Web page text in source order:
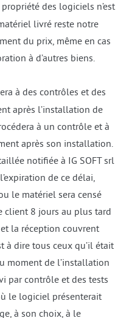
propriété des logiciels n’est
livré reste notre
du prix, même en cas
à d’autres biens.
à des contrôles et des
après l’installation de
à un contrôle et à
après son installation.
notifiée à IG SOFT srl
de ce délai,
le matériel sera censé
client 8 jours au plus tard
et la réception couvrent
à dire tous ceux qu’il était
moment de l’installation
par contrôle et des tests
le logiciel présenterait
à son choix, à le